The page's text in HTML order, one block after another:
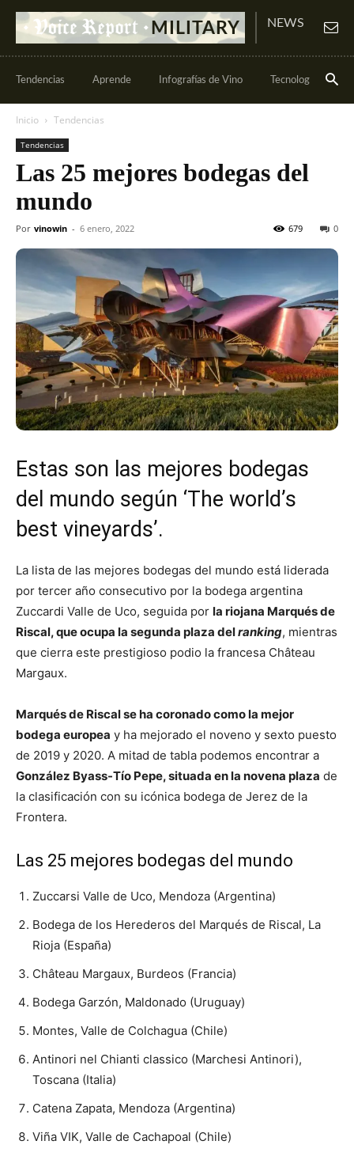
MILITARY NEWS
Tendencias Aprende Infografías de Vino Tecnología y vino
Inicio Tendencias
Tendencias
Las 25 mejores bodegas del
mundo
Por vinowin - 6 enero, 2022 0
679
Estas son las mejores bodegas
del mundo según ‘The world’s
best vineyards’.
La lista de las mejores bodegas del mundo está liderada
por tercer año consecutivo por la bodega argentina
Zuccardi Valle de Uco, seguida por la riojana Marqués de
Riscal, que ocupa la segunda plaza delranking, mientras
que cierra este prestigioso podio la francesa Château
Margaux.
Marqués de Riscal se ha coronado como la mejor
bodega europea y ha mejorado el noveno y sexto puesto
de 2019 y 2020. A mitad de tabla podemos encontrar a
González Byass-Tío Pepe, situada en la novena plaza de
la clasificación con su icónica bodega de Jerez de la
Frontera.
Las 25 mejores bodegas del mundo
Zuccarsi Valle de Uco, Mendoza (Argentina)
Bodega de los Herederos del Marqués de Riscal, La
Rioja (España)
Château Margaux, Burdeos (Francia)
Bodega Garzón, Maldonado (Uruguay)
Montes, Valle de Colchagua (Chile)
Antinori nel Chianti classico (Marchesi Antinori),
Toscana (Italia)
Catena Zapata, Mendoza (Argentina)
Viña VIK, Valle de Cachapoal (Chile)